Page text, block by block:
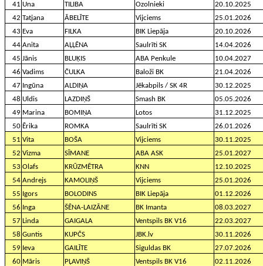
41 Una TILIBA Ozolnieki
20.10.2025
42 Tatjana ĀBELĪTE Vijciems
25.01.2026
43 Eva FILKA BIK Liepāja
20.10.2026
44 Anita AĻĻĒNA Saulrīti SK
14.04.2026
45 Jānis BLUĶIS ABA Penkule
10.04.2027
46 Vadims ČULKA Baloži BK
21.04.2026
47 Ingūna ALDIŅA Jēkabpils / SK 4R
30.12.2025
48 Uldis LAZDIŅŠ Smash BK
05.05.2026
49 Marina BOMIŅA Lotos
31.12.2025
50 Ērika ROMKA Saulrīti SK
26.01.2026
51 Vita BOŠA Vijciems
30.11.2025
52 Vizma SĪMANE ABA ASK
25.01.2027
53 Olafs KRŪZMĒTRA KNN
12.10.2025
54 Andrejs KAMOLIŅŠ Vijciems
25.01.2026
55 Igors BOLODINS BIK Liepāja
01.12.2026
56 Inga ŠĒNA-LAIZĀNE BK Imanta
08.03.2027
57 Linda GAIGALA Ventspils BK V16
22.03.2027
58 Guntis KUPČS JBK.lv
30.11.2026
59 Ieva GAILĪTE Siguldas BK
27.07.2026
60 Māris PĻAVIŅŠ Ventspils BK V16
02.11.2026